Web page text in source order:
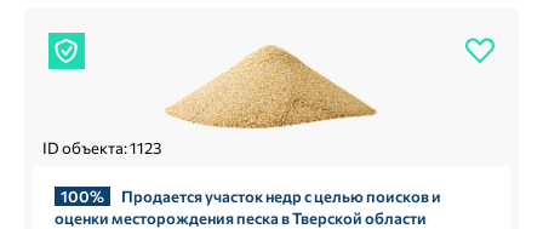
ID объекта: 1123
100%
Продается участок недр с целью поисков и
оценки месторождения песка в Тверской области